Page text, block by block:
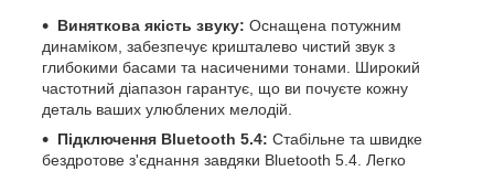
Виняткова якість звуку: Оснащена потужним
динаміком, забезпечує кришталево чистий звук з
глибокими басами та насиченими тонами. Широкий
частотний діапазон гарантує, що ви почуєте кожну
деталь ваших улюблених мелодій.
Підключення Bluetooth 5.4: Стабільне та швидке
бездротове з'єднання завдяки Bluetooth 5.4. Легко